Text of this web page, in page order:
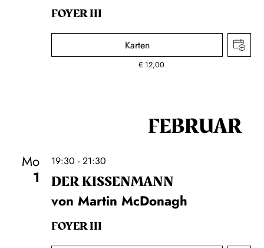
FOYER III
Karten
€ 12,00
FEBRUAR
Mo
1
19:30 - 21:30
DER KISSEN­MANN
von Martin McDonagh
FOYER III